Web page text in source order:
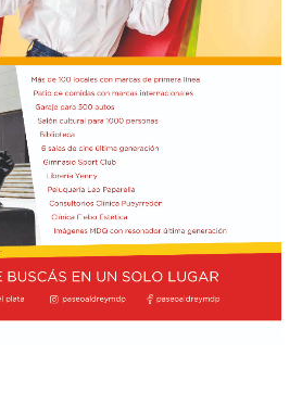
que hizo Georgieva a Vaca
Luis Caputo y al CEO y
Marin. "Le quiero recordar a
ese petróleo que fue a ver es del
petróleo, es argentino",
que usarse para el desarrollo
nacional, para que lo puedan
precio posible de los costos
se refirió a la importancia del
y recordó también que el